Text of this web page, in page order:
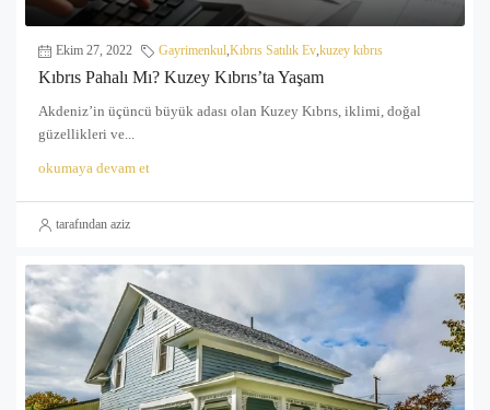
Ekim 27, 2022 Gayrimenkul,Kıbrıs Satılık Ev,kuzey kıbrıs
Kıbrıs Pahalı Mı? Kuzey Kıbrıs’ta Yaşam
Akdeniz’in üçüncü büyük adası olan Kuzey Kıbrıs, iklimi, doğal
güzellikleri ve...
okumaya devam et
tarafından aziz